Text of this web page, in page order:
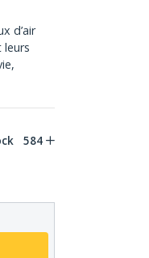
d’air
leurs
584